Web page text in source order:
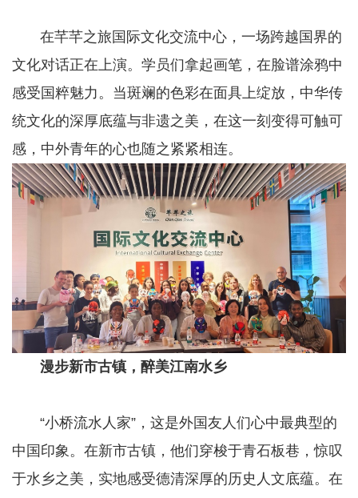
在芊芊之旅国际文化交流中心，一场跨越国界的
文化对话正在上演。学员们拿起画笔，在脸谱涂鸦中
感受国粹魅力。当斑斓的色彩在面具上绽放，中华传
统文化的深厚底蕴与非遗之美，在这一刻变得可触可
感，中外青年的心也随之紧紧相连。
漫步新市古镇，醉美江南水乡
“小桥流水人家”，这是外国友人们心中最典型的
中国印象。在新市古镇，他们穿梭于青石板巷，惊叹
于水乡之美，实地感受德清深厚的历史人文底蕴。在